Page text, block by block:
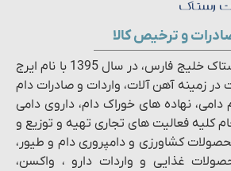
و ترخیص کالا
شرکت بهین تجارت رستاک خلیج فارس، در سال 1395 با نام ایرج
در زمینه آهن آلات، واردات و صادرات دام
دامی، نهاده های خوراک دام، داروی دامی
کلیه فعالیت های تجاری تهیه و توزیع و
کشاورزی و دامپروری دام و طیور،
غذایی و واردات دارو ، واکسن،